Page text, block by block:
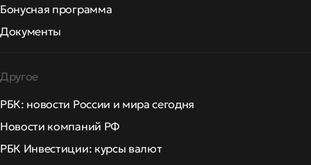
Бонусная программа
Документы
Другое
РБК: новости России и мира сегодня
Новости компаний РФ
РБК Инвестиции: курсы валют